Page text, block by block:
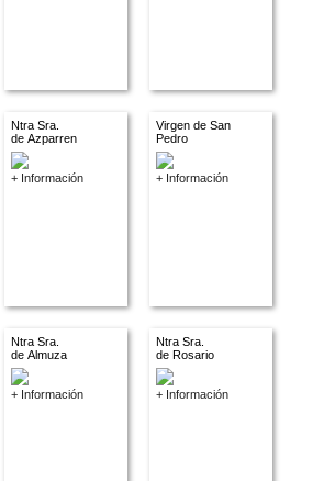
Ntra Sra.
de Azparren
+ Información
Virgen de San
Pedro
+ Información
Ntra Sra.
de Almuza
+ Información
Ntra Sra.
de Rosario
+ Información